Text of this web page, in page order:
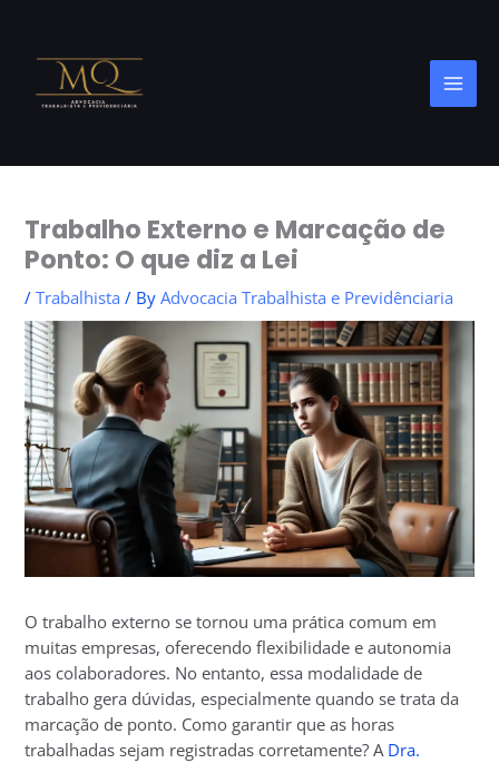
content
Trabalho Externo e Marcação de
Ponto: O que diz a Lei
/Trabalhista / ByAdvocacia Trabalhista e Previdênciaria
O trabalho externo se tornou uma prática comum em
muitas empresas, oferecendo flexibilidade e autonomia
aos colaboradores. No entanto, essa modalidade de
trabalho gera dúvidas, especialmente quando se trata da
marcação de ponto. Como garantir que as horas
trabalhadas sejam registradas corretamente? A Dra.